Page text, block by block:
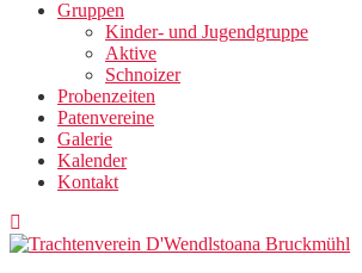
Gruppen
Kinder- und Jugendgruppe
Aktive
Schnoizer
Probenzeiten
Patenvereine
Galerie
Kalender
Kontakt